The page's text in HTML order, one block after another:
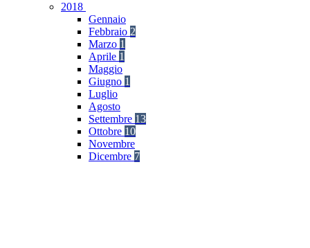
2018
Gennaio
Febbraio 2
Marzo 1
Aprile 1
Maggio
Giugno 1
Luglio
Agosto
Settembre 13
Ottobre 10
Novembre
Dicembre 7